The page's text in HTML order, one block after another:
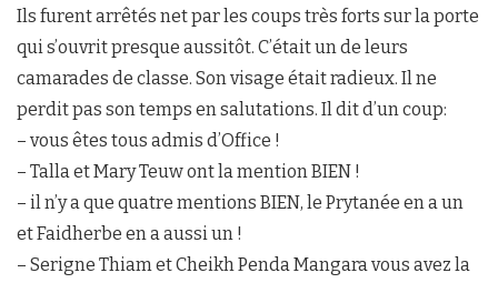
Ils furent arrêtés net par les coups très forts sur la porte
qui s’ouvrit presque aussitôt. C’était un de leurs
camarades de classe. Son visage était radieux. Il ne
perdit pas son temps en salutations. Il dit d’un coup:
– vous êtes tous admis d’Office !
– Talla et Mary Teuw ont la mention BIEN !
– il n’y a que quatre mentions BIEN, le Prytanée en a un
et Faidherbe en a aussi un !
– Serigne Thiam et Cheikh Penda Mangara vous avez la